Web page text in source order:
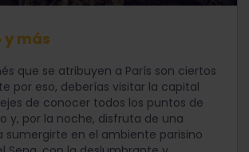
y más
que se atribuyen a París son ciertos
por eso, deberías visitar la capital
de conocer todos los puntos de
y, por la noche, disfruta de una
sumergirte en el ambiente parisino